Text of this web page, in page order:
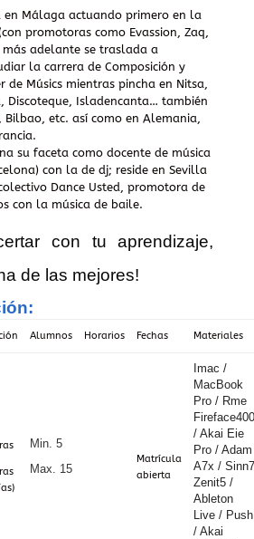
en Málaga actuando primero en la
promotoras como Evassion, Zaq,
más adelante se traslada a
la carrera de Composición y
de Músics mientras pincha en Nitsa,
Discoteque, Isladencanta… también
Bilbao, etc. así como en Alemania,
su faceta como docente de música
con la de dj; reside en Sevilla
Dance Usted, promotora de
con la música de baile.
con tu aprendizaje,
de las mejores!
Alumnos Horarios Fechas Materiales
Min. 5
Max. 15
Matrícula
abierta
Imac /
MacBook
Pro / Rme
/ Akai Eie
Pro / Adam
A7x /
Zenit5 /
Ableton
Live / Push
/ Akai